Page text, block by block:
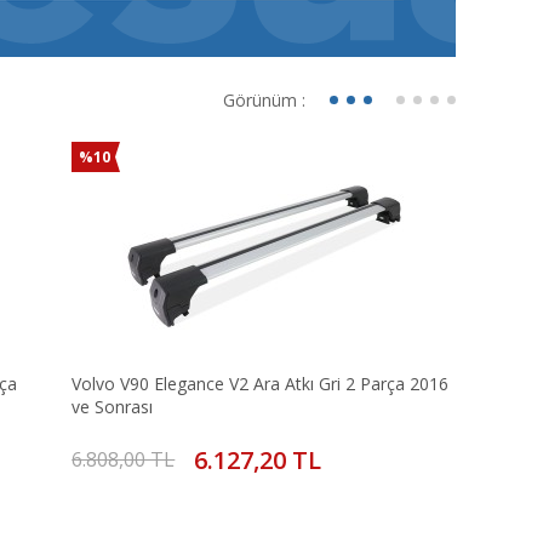
Görünüm :
%10
Volvo V90 Elegance V2 Ara Atkı Gri 2 Parça 2016
ve Sonrası
6.808,00 TL 6.127,20 TL